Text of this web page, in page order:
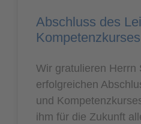
Abschluss des
Kompetenzkurses
Wir gratulieren Herrn
erfolgreichen
und
ihm für die Zukunft